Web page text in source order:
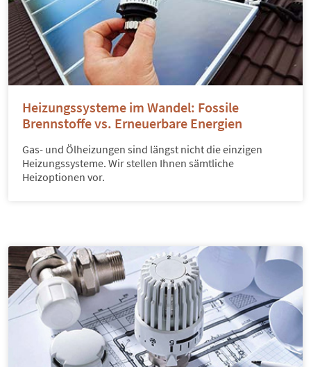
Heizungssysteme im Wandel: Fossile
Brennstoffe vs. Erneuerbare Energien
Gas- und Ölheizungen sind längst nicht die einzigen
Heizungssysteme. Wir stellen Ihnen sämtliche
Heizoptionen vor.